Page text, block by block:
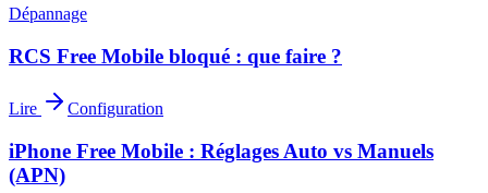
Dépannage
RCS Free Mobile bloqué : que faire ?
Lire Configuration
iPhone Free Mobile : Réglages Auto vs Manuels
(APN)